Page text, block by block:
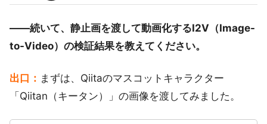
――続いて、静止画を渡して動画化するI2V（Image-
to-Video）の検証結果を教えてください。
出口： まずは、Qiitaのマスコットキャラクター
「Qiitan（キータン）」の画像を渡してみました。